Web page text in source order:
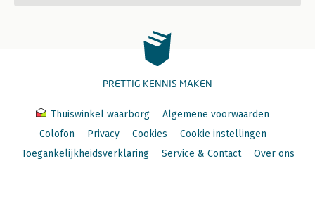
PRETTIG KENNIS MAKEN
Thuiswinkel waarborg
Algemene voorwaarden
Colofon
Privacy Cookies
Cookie instellingen
Toegankelijkheidsverklaring
Service & Contact Over ons